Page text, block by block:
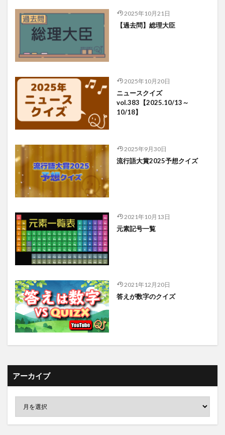
2025年10月21日
【過去問】総理大臣
2025年10月20日
ニュースクイズ
vol.383【2025.10/13～
10/18】
2025年9月30日
流行語大賞2025予想クイズ
2021年10月13日
元素記号一覧
2021年12月20日
答えが数字のクイズ
アーカイブ